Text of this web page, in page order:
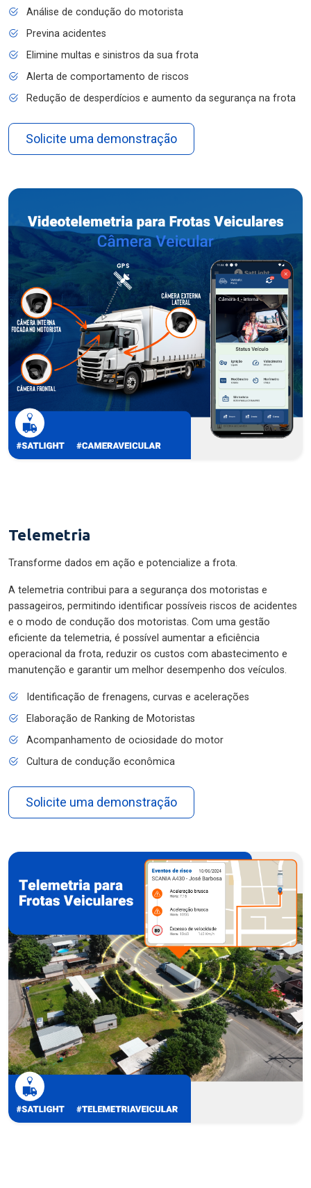
Análise de condução do motorista
Previna acidentes
Elimine multas e sinistros da sua frota
Alerta de comportamento de riscos
Redução de desperdícios e aumento da segurança na frota
Solicite uma demonstração
Telemetria
Transforme dados em ação e potencialize a frota.
A telemetria contribui para a segurança dos motoristas e
passageiros, permitindo identificar possíveis riscos de acidentes
e o modo de condução dos motoristas. Com uma gestão
eficiente da telemetria, é possível aumentar a eficiência
operacional da frota, reduzir os custos com abastecimento e
manutenção e garantir um melhor desempenho dos veículos.
Identificação de frenagens, curvas e acelerações
Elaboração de Ranking de Motoristas
Acompanhamento de ociosidade do motor
Cultura de condução econômica
Solicite uma demonstração